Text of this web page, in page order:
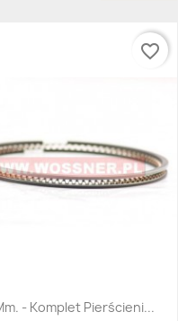
- Komplet Pierścieni...
favorite_border